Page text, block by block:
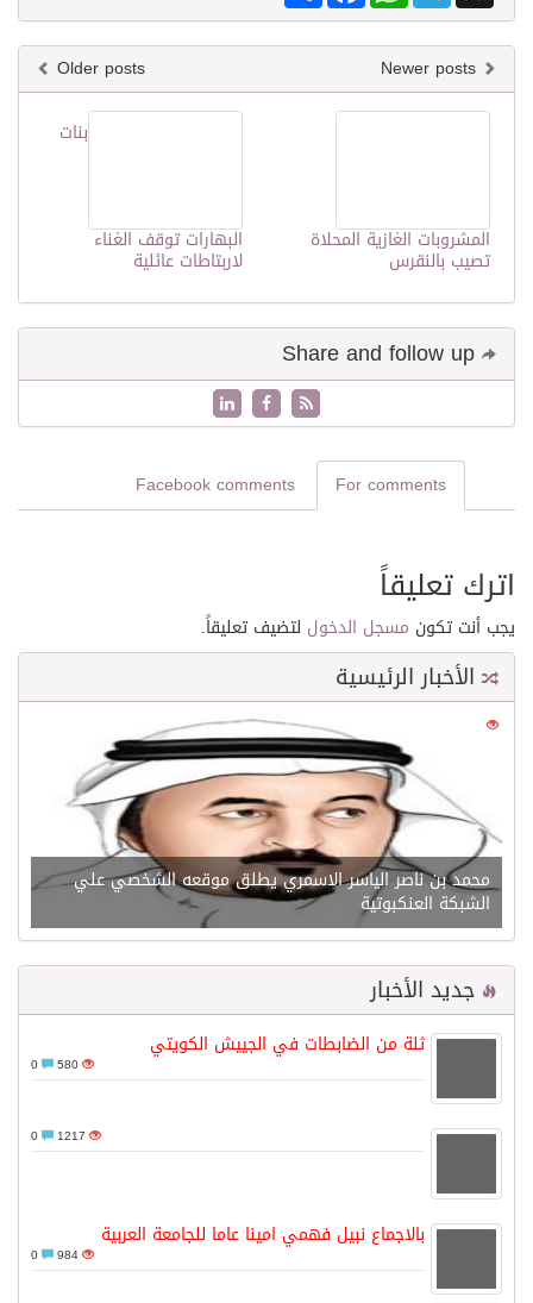
Older posts
بنات
البهارات توقف الغناء
لاربتاطات عائلية
المشروبات الغازية المحلاة
تصيب بالنقرس
For comments
Facebook comments
اترك تعليقاً
يجب أنت تكون مسجل الدخول لتضيف تعليقاً.
الأخبار الرئيسية
21556
محمد بن ناصر الياسر الاسمري يطلق موقعه الشخصي علي
الشبكة العنكبوتية
جديد الأخبار
ثلة من الضابطات في الجييش الكويتي
580
1217
بالاجماع نبيل فهمي امينا عاما للجامعة العربية
984